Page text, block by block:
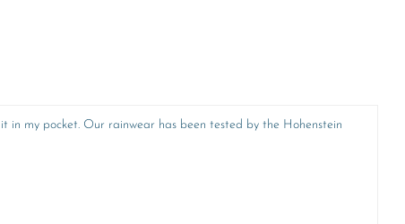
my pocket. Our rainwear has been tested by the Hohenstein